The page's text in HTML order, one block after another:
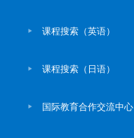
课程搜索（英语）
课程搜索（日语）
国际教育合作交流中心